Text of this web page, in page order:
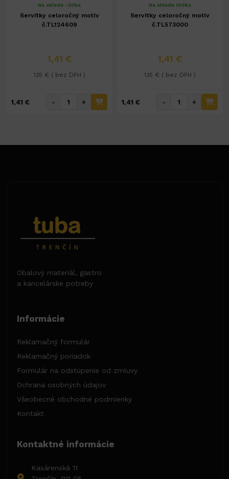
Na sklade -30ks
Servítky celoročný motív
č.TL124609
1,41 €
1,15 € ( bez DPH )
1,41 € - +
Na sklade 100ks
Servítky celoročný motív
č.TL573000
1,41 €
1,15 € ( bez DPH )
1,41 € - +
Obalový materiál, gastro
a kancelárske potreby
Informácie
Reklamačný formulár
Reklamačný poriadok
Formulár na odstúpenie od zmluvy
Ochrana osobných údajov
Všeobecné obchodné podmienky
Kontakt
Kontaktné informácie
Kasárenská 11